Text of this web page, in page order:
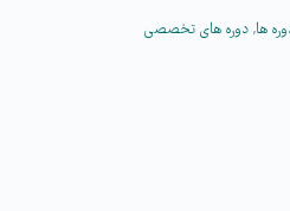
ها, دوره های تخصصی